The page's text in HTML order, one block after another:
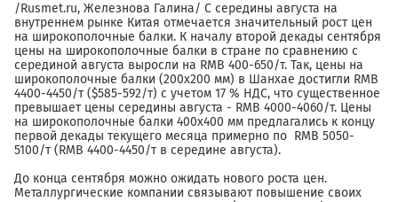
/Rusmet.ru, Железнова Галина/ С середины августа на
внутреннем рынке Китая отмечается значительный рост цен
на широкополочные балки. К началу второй декады сентября
цены на широкополочные балки в стране по сравнению с
серединой августа выросли на RMB 400-650/т. Так, цены на
широкополочные балки (200х200 мм) в Шанхае достигли RMB
4400-4450/т ($585-592/т) с учетом 17 % НДС, что существенное
превышает цены середины августа - RMB 4000-4060/т. Цены
на широкополочные балки 400x400 мм предлагались к концу
первой декады текущего месяца примерно по RMB 5050-
5100/т (RMB 4400-4450/т в середине августа).
До конца сентября можно ожидать нового роста цен.
Металлургические компании связывают повышение своих